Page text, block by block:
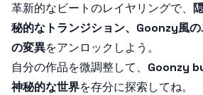
革新的なビートのレイヤリングで、
秘的なトランジション、Goonzy風
の変異をアンロックしよう。
自分の作品を微調整して、 Goonzy
神秘的な世界を存分に探索してね。